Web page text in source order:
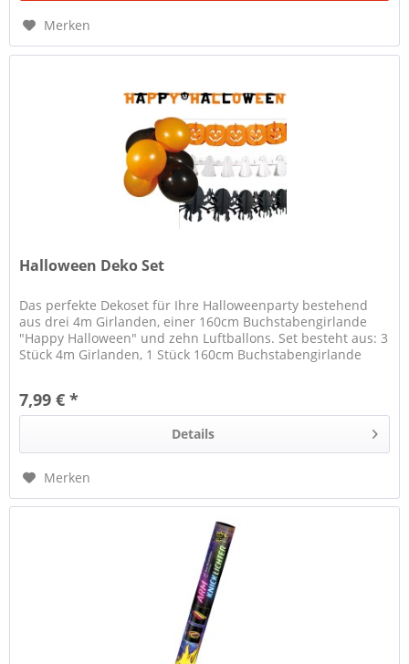
Merken
Halloween Deko Set
Das perfekte Dekoset für Ihre Halloweenparty bestehend
aus drei 4m Girlanden, einer 160cm Buchstabengirlande
"Happy Halloween" und zehn Luftballons. Set besteht aus: 3
Stück 4m Girlanden, 1 Stück 160cm Buchstabengirlande
7,99 € *
Details
Merken